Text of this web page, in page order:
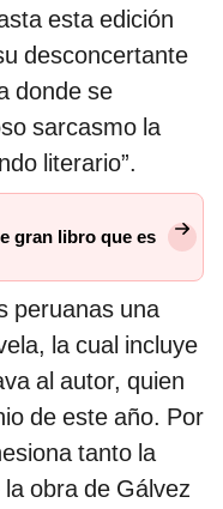
esta edición
desconcertante
donde se
sarcasmo la
literario”.
gran libro que es
peruanas una
la cual incluye
al autor, quien
de este año. Por
tanto la
obra de Gálvez